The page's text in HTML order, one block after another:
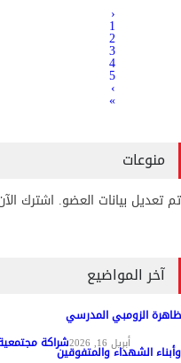
‹
1
2
3
4
5
›
»
منوعات
تم تعديل بيانات العضو. اشترك
آخر المواضيع
ظاهرة الزومبي المدرسي
مواد عامة أبريل 16, 2026 شراكةوأبناء الشهداء والمتفوقين